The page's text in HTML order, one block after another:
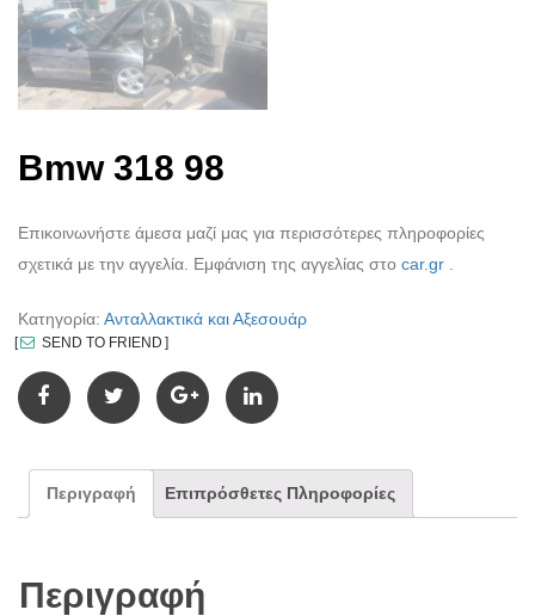
Bmw 318 98
Επικοινωνήστε άμεσα μαζί μας για περισσότερες πληροφορίες
σχετικά με την αγγελία. Εμφάνιση της αγγελίας στο car.gr
Κατηγορία: Ανταλλακτικά και Αξεσουάρ
SEND TO FRIEND
Περιγραφή Επιπρόσθετες Πληροφορίες
Περιγραφή